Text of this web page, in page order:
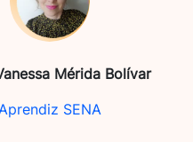
Mérida Bolívar
Aprendiz SENA